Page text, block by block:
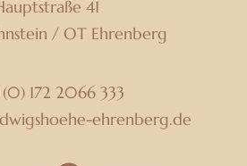
41
/ OT Ehrenberg
172 2066 333
ehrenberg.de